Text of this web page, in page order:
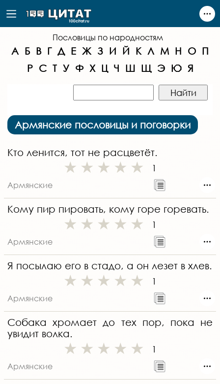
Пословицы по народностям
А Б В Г Д Е Ж З И Й К Л М Н О П
Р С Т У Ф Х Ц Ч Ш Щ Э Ю Я
Армянские пословицы и поговорки
Кто ленится, тот не расцветёт.
1
Армянские
Кому пир пировать, кому горе горевать.
1
Армянские
Я посылаю его в стадо, а он лезет в хлев.
1
Армянские
Собака хромает до тех пор, пока не
увидит волка.
1
Армянские